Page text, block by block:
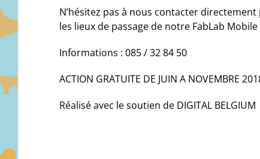
N’hésitez pas à nous contacter
les lieux de passage de notre FabLab Mobile
Informations : 085 / 32 84 50
ACTION GRATUITE DE JUIN A NOVEMBRE
Réalisé avec le soutien de DIGITAL BELGIUM